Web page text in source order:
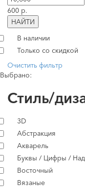
600 р.
НАЙТИ
В наличии
Только со скидкой
Очистить фильтр
Выбрано:
Стиль/
3D
Абстракция
Акварель
Буквы / Цифры /
Восточный
Вязаные